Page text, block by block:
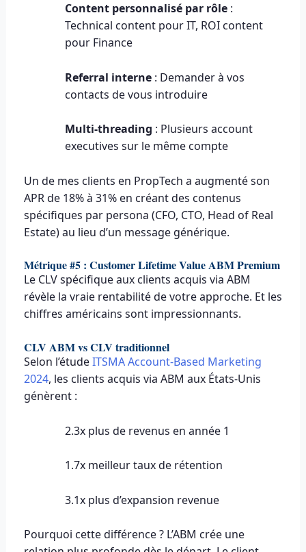
Content personnalisé par rôle :
Technical content pour IT, ROI content
pour Finance
Referral interne : Demander à vos
contacts de vous introduire
Multi-threading : Plusieurs account
executives sur le même compte
Un de mes clients en PropTech a augmenté son
APR de 18% à 31% en créant des contenus
spécifiques par persona (CFO, CTO, Head of Real
Estate) au lieu d’un message générique.
Métrique #5 : Customer Lifetime Value ABM Premium
Le CLV spécifique aux clients acquis via ABM
révèle la vraie rentabilité de votre approche. Et les
chiffres américains sont impressionnants.
CLV ABM vs CLV traditionnel
Selon l’étudeITSMA Account-Based Marketing
2024, les clients acquis via ABM aux États-Unis
génèrent :
2.3x plus de revenus en année 1
1.7x meilleur taux de rétention
3.1x plus d’expansion revenue
Pourquoi cette différence ? L’ABM crée une